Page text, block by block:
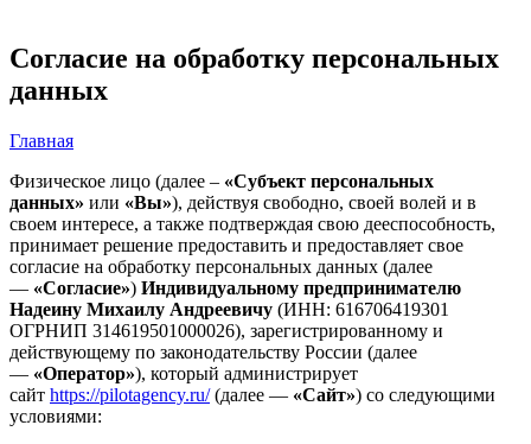
Согласие на обработку персональных
данных
Главная
Физическое лицо (далее – «Субъект персональных
данных» или «Вы»), действуя свободно, своей волей и в
своем интересе, а также подтверждая свою дееспособность,
принимает решение предоставить и предоставляет свое
согласие на обработку персональных данных (далее
— «Согласие») Индивидуальному предпринимателю
Надеину Михаилу Андреевичу (ИНН: 616706419301
ОГРНИП 314619501000026), зарегистрированному и
действующему по законодательству России (далее
— «Оператор»), который администрирует
сайт https://pilotagency.ru/(далее — «Сайт») со следующими
условиями: